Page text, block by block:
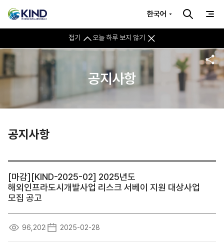
접기 오늘 하루 보지 않기
한국어
공지사항
공지사항
[마감][KIND-2025-02] 2025년도
해외인프라도시개발사업 리스크 서베이 지원 대상사업
모집 공고
96,202 2025-02-28